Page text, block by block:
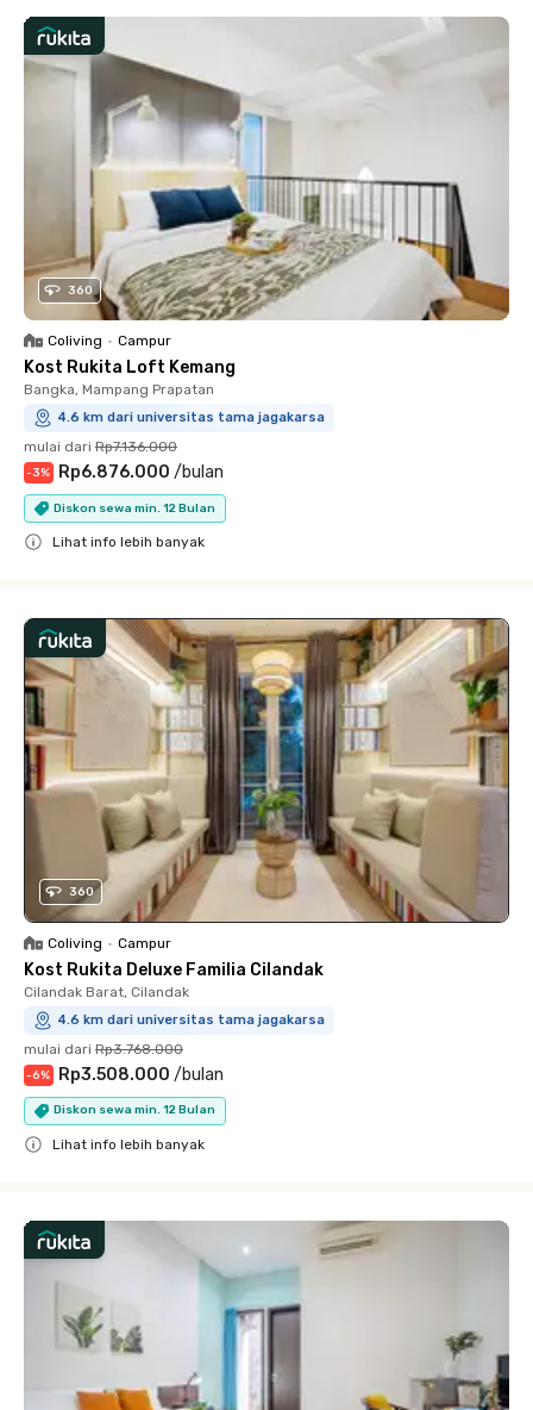
360
Coliving • Campur
Kost Rukita Loft Kemang
Bangka, Mampang Prapatan
4.6 km dari universitas tama jagakarsa
mulai dari Rp7.136.000
-3% Rp6.876.000 /bulan
Diskon sewa min. 12 Bulan
Lihat info lebih banyak
360
Coliving • Campur
Kost Rukita Deluxe Familia Cilandak
Cilandak Barat, Cilandak
4.6 km dari universitas tama jagakarsa
mulai dari Rp3.768.000
-6% Rp3.508.000 /bulan
Diskon sewa min. 12 Bulan
Lihat info lebih banyak